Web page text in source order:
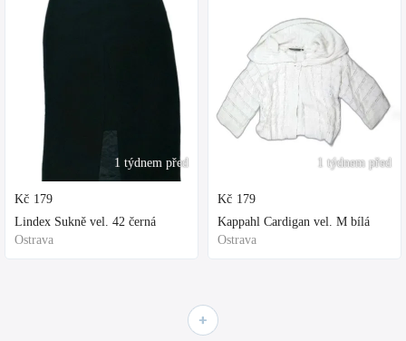
1 týdnem před
Kč 179
Lindex Sukně vel. 42 černá
Ostrava
1 týdnem před
Kč 179
Kappahl Cardigan vel. M bílá
Ostrava